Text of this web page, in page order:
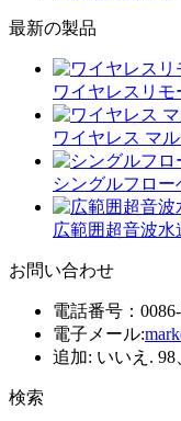
最新の製品
ワイヤレスリ
ワイヤレス マ
シングルフロ
広範囲超音波水
お問い合わせ
電話番号：
電子メール:
追加: いいえ. 98
検索